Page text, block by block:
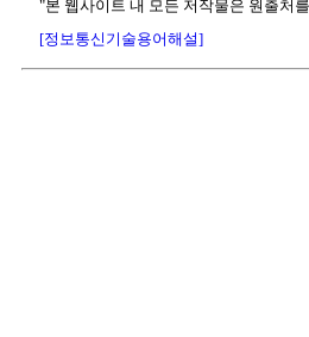
"본 웹사이트 내 모든 저작물은 원출처
[정보통신기술용어해설]